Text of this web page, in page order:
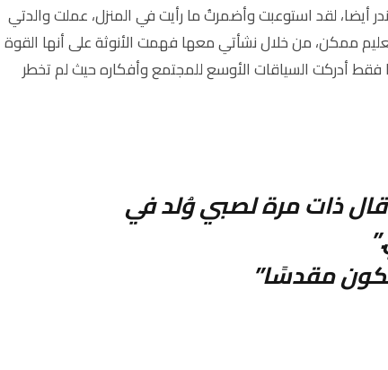
لقد استوعبت وأضمرتُ ما رأيت في المنزل، عملت والدتي
ممكن، من خلال نشأتي معها فهمت الأنوثة على أنها القوة
فقط أدركت السياقات الأوسع للمجتمع وأفكاره حيث لم تخطر
ذات مرة لصبي وُلد في
مقدسًا”